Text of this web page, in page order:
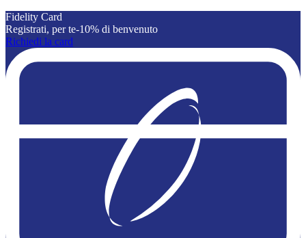
Fidelity Card
Registrati, per te-10% di benvenuto
Richiedi la card